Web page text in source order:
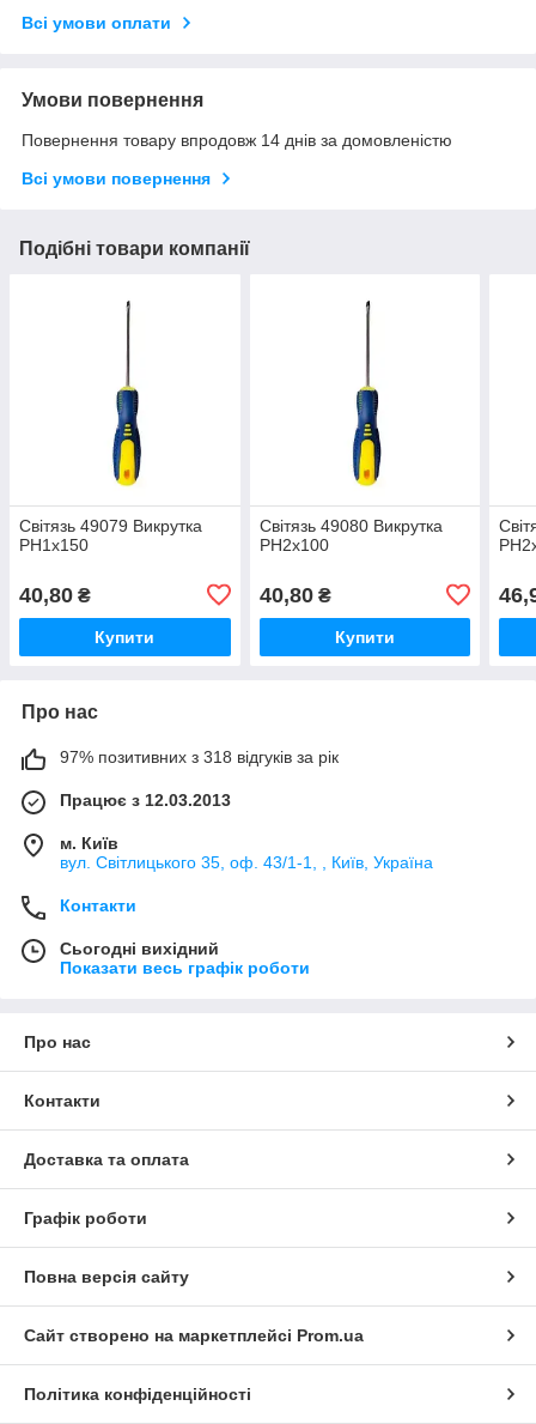
Всі умови оплати
Умови повернення
Повернення товару впродовж 14 днів за домовленістю
Всі умови повернення
Подібні товари компанії
Світязь 49079 Викрутка
PH1x150
40,80 ₴
Купити
Світязь 49080 Викрутка
PH2x100
40,80₴
Купити
Про нас
97% позитивних з 318 відгуків за рік
Працює з 12.03.2013
м. Київ
вул. Світлицького 35, оф. 43/1-1, , Київ, Україна
Контакти
Сьогодні вихідний
Показати весь графік роботи
Про нас
Контакти
Доставка та оплата
Графік роботи
Повна версія сайту
Сайт створено на маркетплейсі Prom.ua
Політика конфіденційності